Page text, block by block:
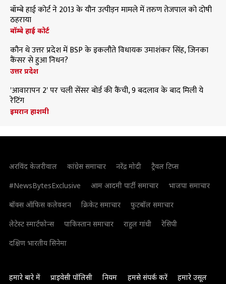
बॉम्बे हाई कोर्ट ने 2013 के यौन उत्पीड़न मामले में तरुण तेजपाल को दोषी
ठहराया
बॉम्बे हाई कोर्ट
कौन थे उत्तर प्रदेश में BSP के इकलौते विधायक उमाशंकर सिंह, जिनका
कैंसर से हुआ निधन?
उत्तर प्रदेश
'आवारापन 2' पर चली सेंसर बोर्ड की कैंची, 9 बदलाव के बाद मिली ये
रेटिंग
इमरान हाशमी
अरविंद केजरीवाल कांग्रेस समाचार नरेंद्र मोदी
ट्रैवल टिप्स
#NewsBytesExclusive
आम आदमी पार्टी समाचार
भाजपा समाचार
बॉक्स ऑफिस कलेक्शन
क्रिकेट समाचार
फुटबॉल समाचार
लेटेस्ट स्मार्टफोन्स
पाकिस्तान समाचार राहुल गांधी
रेसिपी
दक्षिण भारतीय सिनेमा
हमारे बारे में प्राइवेसी पॉलिसी नियम हमसे संपर्क करें हमारे उसूल